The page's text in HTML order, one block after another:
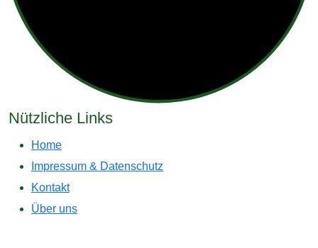
Nützliche Links
Home
Impressum & Datenschutz
Kontakt
Über uns